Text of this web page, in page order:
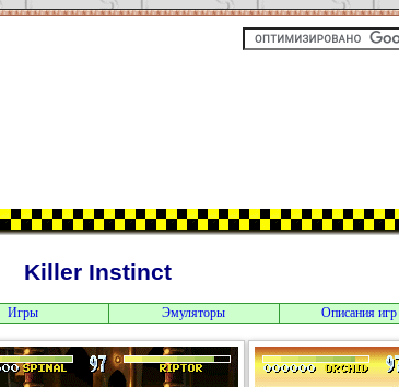
Killer Instinct
Игры Эмуляторы Описания игр